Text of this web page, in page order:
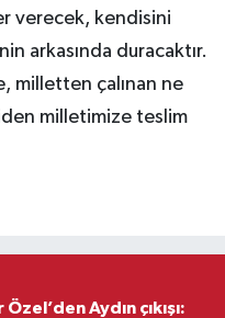
verecek, kendisini
arkasında duracaktır.
milletten çalınan ne
milletimize teslim
Aydın çıkışı: